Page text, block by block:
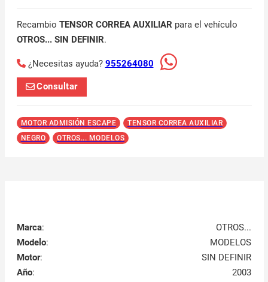
Recambio TENSOR CORREA AUXILIAR para el vehículo
OTROS... SIN DEFINIR.
¿Necesitas ayuda? 955264080
Consultar
MOTOR ADMISIÓN ESCAPE
TENSOR CORREA AUXILIAR
NEGRO
OTROS... MODELOS
Marca:
OTROS...
Modelo:
MODELOS
Motor:
SIN DEFINIR
Año: 2003